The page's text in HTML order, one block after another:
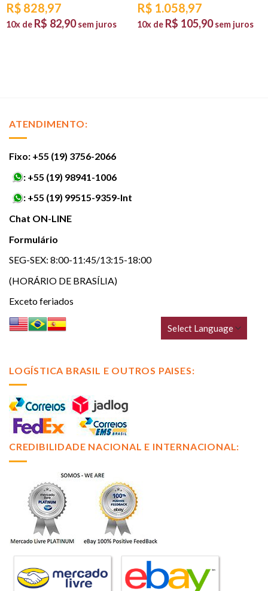
R$ 828,97
10x de R$ 82,90 sem juros
R$ 1.058,97
10x de R$ 105,90 sem juros
ATENDIMENTO:
Fixo: +55 (19) 3756-2066
: +55 (19) 98941-1006
: +55 (19) 99515-9359-Int
Chat ON-LINE
Formulário
SEG-SEX: 8:00-11:45/13:15-18:00
(HORÁRIO DE BRASÍLIA)
Exceto feriados
LOGÍSTICA BRASIL E OUTROS PAISES:
CREDIBILIDADE NACIONAL E INTERNACIONAL: